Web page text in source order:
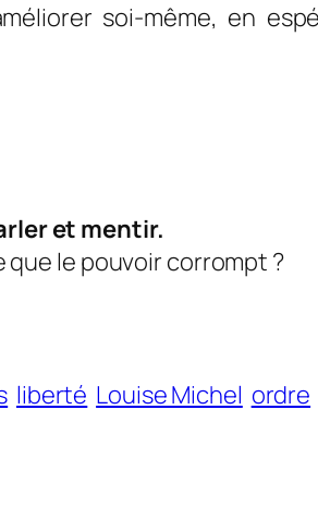
soi-même, en
et mentir.
le pouvoir corrompt ?
liberté Louise Michel ordre